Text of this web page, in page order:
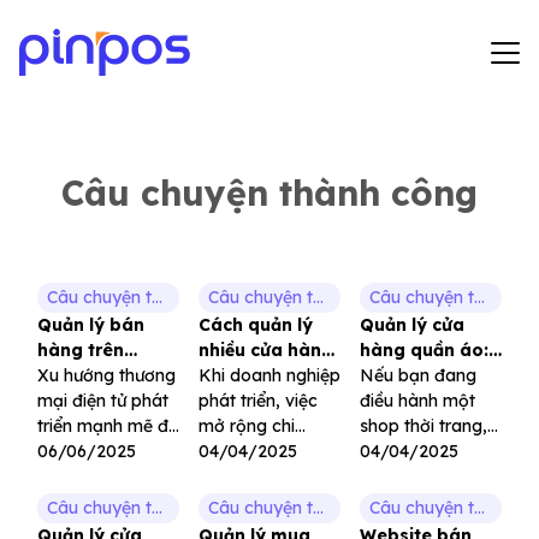
Đăng ký
Đăng nhập
Câu chuyện thành công
Câu chuyện thành công
Quản lý bán
hàng trên
website: Giải
pháp tối ưu cho
kinh doanh
Xu hướng thương
mại điện tử phát
triển mạnh mẽ đã
khiến việc quản
website trở thành
một nhu cầu thiết
06/06/2025
Câu chuyện thành công
Cách quản lý
nhiều cửa hàng
hiệu quả: Chiến
lược dành cho
nhà bán lẻ
Khi doanh nghiệp
phát triển, việc
mở rộng chi
nhánh là điều tất
càng nhiều cửa
hàng, bạn càng
04/04/2025
Câu chuyện thành công
Quản lý cửa
hàng quần áo:
Bí quyết tối ưu
hóa vận hành
kinh doanh
Nếu bạn đang
điều hành một
shop thời trang,
chuỗi cửa hàng
đang có ý định
khởi nghiệp trong
04/04/2025
Câu chuyện thành công
Câu chuyện thành công
Câu chuyện thành công